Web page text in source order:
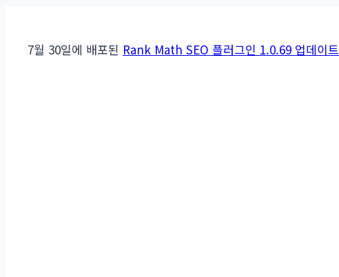
7월 30일에 배포된 Rank Math SEO 플러그인 1.0.69 업데이트